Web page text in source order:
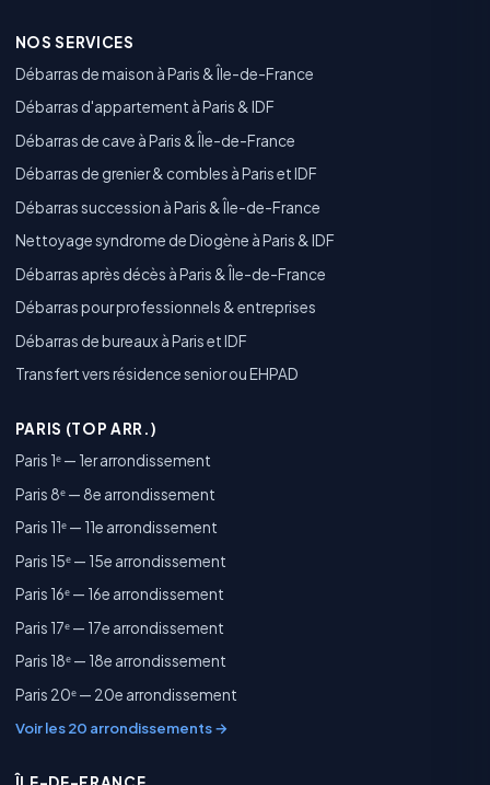
NOS SERVICES
Débarras de maison à Paris & Île-de-France
Débarras d'appartement à Paris & IDF
Débarras de cave à Paris & Île-de-France
Débarras de grenier & combles à Paris et IDF
Débarras succession à Paris & Île-de-France
Nettoyage syndrome de Diogène à Paris & IDF
Débarras après décès à Paris & Île-de-France
Débarras pour professionnels & entreprises
Débarras de bureaux à Paris et IDF
Transfert vers résidence senior ou EHPAD
PARIS (TOP ARR.)
Paris 1ᵉ — 1er arrondissement
Paris 8ᵉ — 8e arrondissement
Paris 11ᵉ — 11e arrondissement
Paris 15ᵉ — 15e arrondissement
Paris 16ᵉ — 16e arrondissement
Paris 17ᵉ — 17e arrondissement
Paris 18ᵉ — 18e arrondissement
Paris 20ᵉ — 20e arrondissement
Voir les 20 arrondissements →